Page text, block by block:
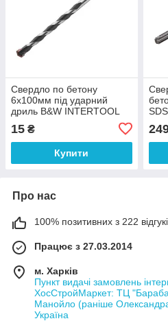
Свердло по бетону
6x100мм під ударний
дриль B&W INTERTOOL
15 ₴
Купити
Про нас
100% позитивних з 222
Працює з 27.03.2014
м. Харків
Пункт видачі замовлень
ХосСтройМаркет: ТЦ
Манойло (раніше
Україна